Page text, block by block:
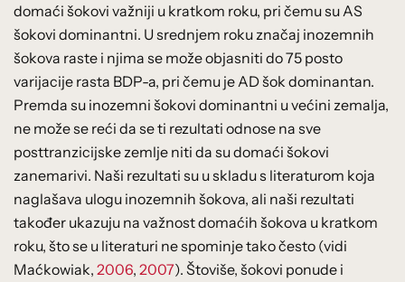
domaći šokovi važniji u kratkom roku, pri čemu su AS
šokovi dominantni. U srednjem roku značaj inozemnih
šokova raste i njima se može objasniti do 75 posto
varijacije rasta BDP-a, pri čemu je AD šok dominantan.
Premda su inozemni šokovi dominantni u većini zemalja,
ne može se reći da se ti rezultati odnose na sve
posttranzicijske zemlje niti da su domaći šokovi
zanemarivi. Naši rezultati su u skladu s literaturom koja
naglašava ulogu inozemnih šokova, ali naši rezultati
također ukazuju na važnost domaćih šokova u kratkom
roku, što se u literaturi ne spominje tako često (vidi
Maćkowiak, 2006, 2007). Štoviše, šokovi ponude i